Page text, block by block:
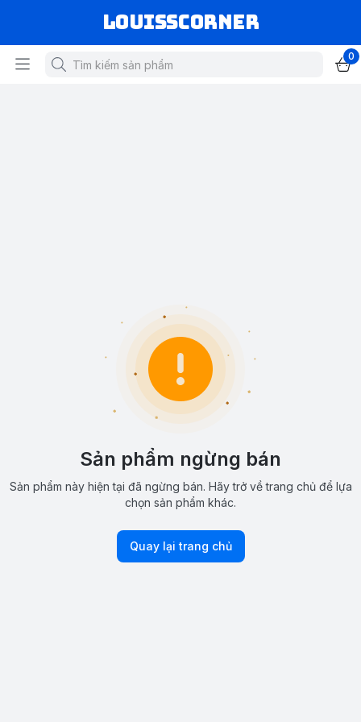
louisscorner
0
Sản phẩm ngừng bán
Sản phẩm này hiện tại đã ngừng bán. Hãy trở về trang chủ để lựa
chọn sản phẩm khác.
Quay lại trang chủ